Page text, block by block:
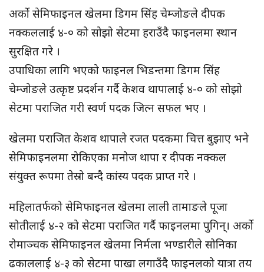
अर्को सेमिफाइनल खेलमा डिगम सिंह चेम्जोङले दीपक
नक्कललाई ४-० को सोझो सेटमा हराउँदै फाइनलमा स्थान
सुरक्षित गरे ।
उपाधिका लागि भएको फाइनल भिडन्तमा डिगम सिंह
चेम्जोङले उत्कृष्ट प्रदर्शन गर्दै केशव थापालाई ४-० को सोझो
सेटमा पराजित गरी स्वर्ण पदक जित्न सफल भए ।
खेलमा पराजित केशव थापाले रजत पदकमा चित्त बुझाए भने
सेमिफाइनलमा रोकिएका मनोज थापा र दीपक नक्कल
संयुक्त रूपमा तेस्रो बन्दै कांस्य पदक प्राप्त गरे ।
महिलातर्फको सेमिफाइनल खेलमा लाली तामाङले पूजा
सोतीलाई ४-२ को सेटमा पराजित गर्दै फाइनलमा पुगिन्। अर्को
रोमाञ्चक सेमिफाइनल खेलमा निर्मला भण्डारीले सोनिका
ढकाललाई ४-३ को सेटमा पाखा लगाउँदै फाइनलको यात्रा तय